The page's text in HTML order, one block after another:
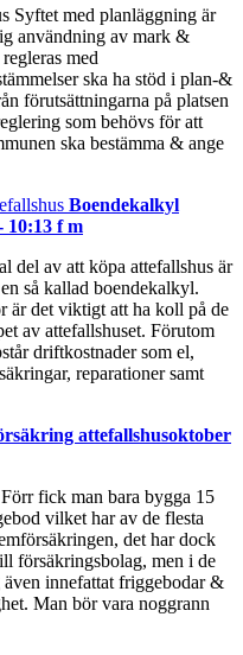
Syftet med planläggning är
användning av mark &
med
ska ha stöd i plan-&
förutsättningarna på platsen
som behövs för att
ska bestämma & ange
Boendekalkyl
10:13 f m
del av att köpa attefallshus är
så kallad boendekalkyl.
är det viktigt att ha koll på de
av attefallshuset. Förutom
driftkostnader som el,
reparationer samt
attefallshusoktober
fick man bara bygga 15
vilket har av de flesta
det har dock
försäkringsbolag, men i de
innefattat friggebodar &
Man bör vara noggrann